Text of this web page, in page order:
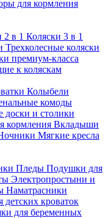
для кормления
2 в 1 Коляски 3 в 1
Трехколесные коляски
премиум-класса
к коляскам
Колыбели
комоды
доски и столики
кормления Вкладыши
Мягкие кресла
Пледы Подушки для
Электропростыни и
Наматрасники
детских кроваток
для беременных